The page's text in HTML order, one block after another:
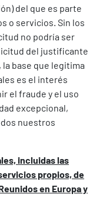
del que es parte
o servicios. Sin los
no podría ser
del justificante
la base que legitima
es el interés
el fraude y el uso
excepcional,
nuestros
incluidas las
propios, de
en Europa y